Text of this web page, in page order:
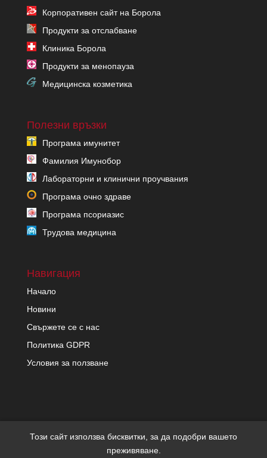
Корпоративен сайт на Борола
Продукти за отслабване
Клиника Борола
Продукти за менопауза
Медицинска козметика
Полезни връзки
Програма имунитет
Фамилия Имунобор
Лабораторни и клинични проучвания
Програма очно здраве
Програма псориазис
Трудова медицина
Навигация
Начало
Новини
Свържете се с нас
Политика GDPR
Условия за ползване
Този сайт използва бисквитки, за да подобри вашето
преживяване.